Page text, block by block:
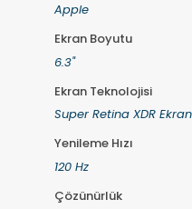
Apple
Ekran Boyutu
6.3"
Ekran Teknolojisi
Super Retina XDR Ekran
Yenileme Hızı
120 Hz
Çözünürlük